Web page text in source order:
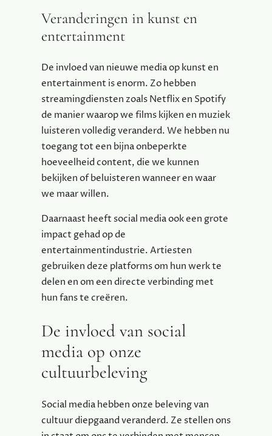
Veranderingen in kunst en
entertainment
De invloed van nieuwe media op kunst en
entertainment is enorm. Zo hebben
streamingdiensten zoals Netflix en Spotify
de manier waarop we films kijken en muziek
luisteren volledig veranderd. We hebben nu
toegang tot een bijna onbeperkte
hoeveelheid content, die we kunnen
bekijken of beluisteren wanneer en waar
we maar willen.
Daarnaast heeft social media ook een grote
impact gehad op de
entertainmentindustrie. Artiesten
gebruiken deze platforms om hun werk te
delen en om een directe verbinding met
hun fans te creëren.
De invloed van social
media op onze
cultuurbeleving
Social media hebben onze beleving van
cultuur diepgaand veranderd. Ze stellen ons